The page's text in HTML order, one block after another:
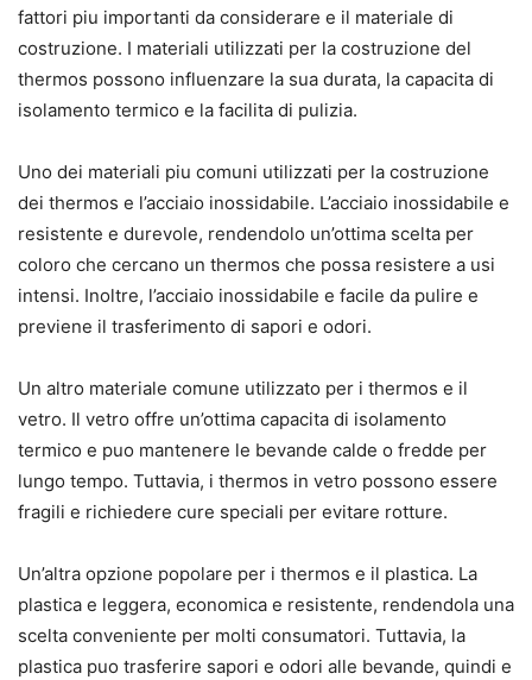
fattori piu importanti da considerare e il materiale di
costruzione. I materiali utilizzati per la costruzione del
thermos possono influenzare la sua durata, la capacita di
isolamento termico e la facilita di pulizia.
Uno dei materiali piu comuni utilizzati per la costruzione
dei thermos e l’acciaio inossidabile. L’acciaio inossidabile e
resistente e durevole, rendendolo un’ottima scelta per
coloro che cercano un thermos che possa resistere a usi
intensi. Inoltre, l’acciaio inossidabile e facile da pulire e
previene il trasferimento di sapori e odori.
Un altro materiale comune utilizzato per i thermos e il
vetro. Il vetro offre un’ottima capacita di isolamento
termico e puo mantenere le bevande calde o fredde per
lungo tempo. Tuttavia, i thermos in vetro possono essere
fragili e richiedere cure speciali per evitare rotture.
Un’altra opzione popolare per i thermos e il plastica. La
plastica e leggera, economica e resistente, rendendola una
scelta conveniente per molti consumatori. Tuttavia, la
plastica puo trasferire sapori e odori alle bevande, quindi e